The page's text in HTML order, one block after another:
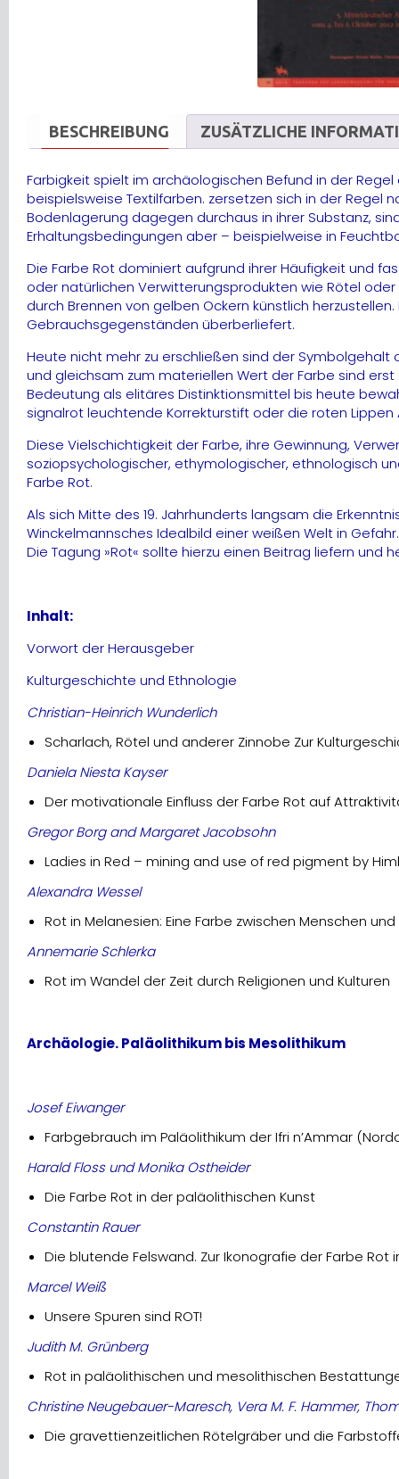
BESCHREIBUNG ZUSÄTZLICHE
Farbigkeit spielt im archäologischen Befund in der
beispielsweise Textilfarben. zersetzen sich in der Regel
Bodenlagerung dagegen durchaus in ihrer Substanz,
Erhaltungsbedingungen aber – beispielweise in
Die Farbe Rot dominiert aufgrund ihrer Häufigkeit und
oder natürlichen Verwitterungsprodukten wie Rötel
durch Brennen von gelben Ockern künstlich
Gebrauchsgegenständen überberliefert.
Heute nicht mehr zu erschließen sind der Symbolgehalt
und gleichsam zum materiellen Wert der Farbe sind
Bedeutung als elitäres Distinktionsmittel bis heute
signalrot leuchtende Korrekturstift oder die roten
Diese Vielschichtigkeit der Farbe, ihre Gewinnung,
soziopsychologischer, ethymologischer, ethnologisch
Farbe Rot.
Als sich Mitte des 19. Jahrhunderts langsam die
Winckelmannsches Idealbild einer weißen Welt in
Die Tagung »Rot« sollte hierzu einen Beitrag liefern und
Inhalt:
Vorwort der Herausgeber
Kulturgeschichte und Ethnologie
Christian-Heinrich Wunderlich
Scharlach, Rötel und anderer Zinnobe Zur
Daniela Niesta Kayser
Der motivationale Einfluss der Farbe Rot auf
Gregor Borg and Margaret Jacobsohn
Ladies in Red – mining and use of red pigment by
Alexandra Wessel
Rot in Melanesien: Eine Farbe zwischen Menschen
Annemarie Schlerka
Rot im Wandel der Zeit durch Religionen und Kulturen
Archäologie. Paläolithikum bis Mesolithikum
Josef Eiwanger
Farbgebrauch im Paläolithikum der Ifri n’Ammar
Harald Floss und Monika Ostheider
Die Farbe Rot in der paläolithischen Kunst
Constantin Rauer
Die blutende Felswand. Zur Ikonografie der Farbe Rot
Marcel Weiß
Unsere Spuren sind ROT!
Judith M. Grünberg
Rot in paläolithischen und mesolithischen
Christine Neugebauer-Maresch, Vera M. F. Hammer,
Die gravettienzeitlichen Rötelgräber und die